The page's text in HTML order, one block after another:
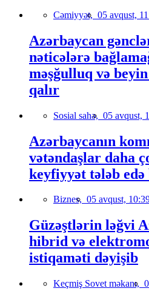
Cəmiyyət, 05 avqust,
Azərbaycan
nəticələrə
məşğulluq və
qalır
Sosial sahə, 05 avqust,
Azərbaycanın
vətəndaşlar daha
keyfiyyət tələb
Biznes, 05 avqust,
Güzəştlərin ləğvi
hibrid və
istiqaməti dəyişib
Keçmiş Sovet məkanı,